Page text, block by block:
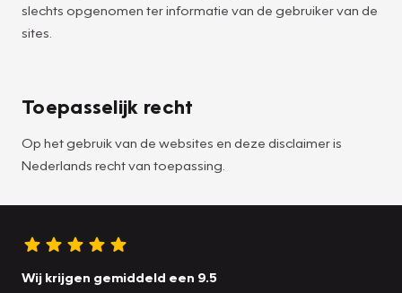
slechts opgenomen ter informatie van de gebruiker van de
sites.
Toepasselijk recht
Op het gebruik van de websites en deze disclaimer is
Nederlands recht van toepassing.
Wij krijgen gemiddeld een 9.5